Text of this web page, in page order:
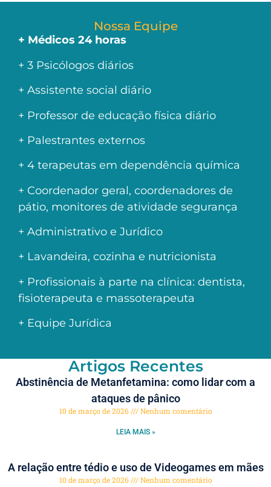
Nossa Equipe
+ Médicos 24 horas
+ 3 Psicólogos diários
+ Assistente social diário
+ Professor de educação física diário
+ Palestrantes externos
+ 4 terapeutas em dependência química
+ Coordenador geral, coordenadores de
pátio, monitores de atividade segurança
+ Administrativo e Jurídico
+ Lavandeira, cozinha e nutricionista
+ Profissionais à parte na clínica: dentista,
fisioterapeuta e massoterapeuta
+ Equipe Jurídica
Artigos Recentes
Abstinência de Metanfetamina: como lidar com a
ataques de pânico
10 de março de 2026 Nenhum comentário
LEIA MAIS »
A relação entre tédio e uso de Videogames em mães
10 de março de 2026 Nenhum comentário